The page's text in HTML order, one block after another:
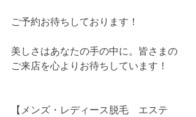
ご予約お待ちしております！
美しさはあなたの手の中に。皆さまの
ご来店を心よりお待ちしています！
【メンズ・レディース脱毛　エステ